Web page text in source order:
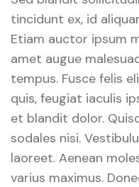
tincidunt ex, id
Etiam auctor ipsum
amet augue
tempus. Fusce felis
quis, feugiat iaculis
et blandit dolor.
sodales nisi.
laoreet. Aenean
varius maximus.